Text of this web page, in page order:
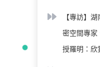
【專訪】
密空間專家
授羅明：欣